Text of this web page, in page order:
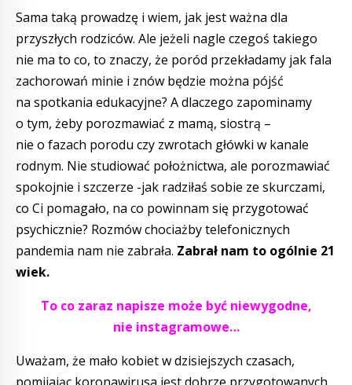
Sama taką prowadzę i wiem, jak jest ważna dla
przyszłych rodziców. Ale jeżeli nagle czegoś takiego
nie ma to co, to znaczy, że poród przekładamy jak fala
zachorowań minie i znów będzie można pójść
na spotkania edukacyjne? A dlaczego zapominamy
o tym, żeby porozmawiać z mamą, siostrą –
nie o fazach porodu czy zwrotach główki w kanale
rodnym. Nie studiować położnictwa, ale porozmawiać
spokojnie i szczerze -jak radziłaś sobie ze skurczami,
co Ci pomagało, na co powinnam się przygotować
psychicznie? Rozmów chociażby telefonicznych
pandemia nam nie zabrała. Zabrał nam to ogólnie 21
wiek.
To co zaraz napisze może być niewygodne,
nie instagramowe…
Uważam, że mało kobiet w dzisiejszych czasach,